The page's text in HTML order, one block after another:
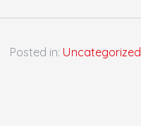
Posted in: Uncategorized